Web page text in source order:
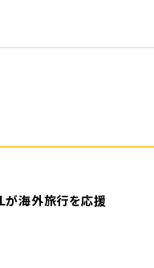
が海外旅行を応援